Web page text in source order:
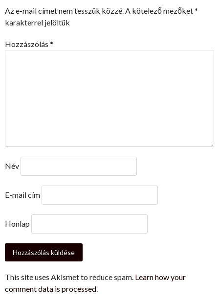
Az e-mail címet nem tesszük közzé. A kötelező mezőket*
karakterrel jelöltük
Hozzászólás *
Név
E-mail cím
Honlap
This site uses Akismet to reduce spam. Learn how your
comment data is processed.